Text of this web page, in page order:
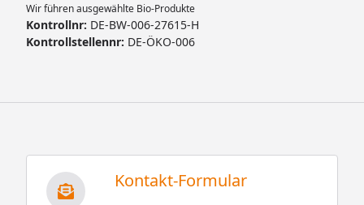
Wir führen ausgewählte Bio-Produkte
Kontrollnr: DE-BW-006-27615-H
Kontrollstellennr: DE-ÖKO-006
Kontakt-Formular